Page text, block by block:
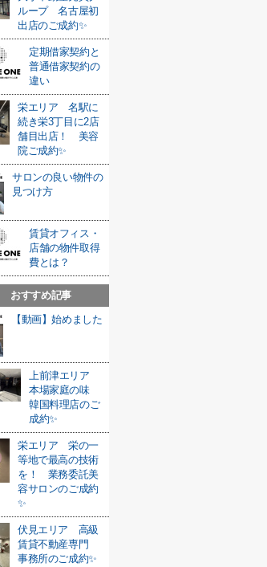
ループ 名古屋初
出店のご成約✨
定期借家契約と
普通借家契約の
違い
栄エリア 名駅に
続き栄3丁目に2店
舗目出店！ 美容
院ご成約✨
サロンの良い物件の
見つけ方
賃貸オフィス・
店舗の物件取得
費とは？
おすすめ記事
【動画】始めました
上前津エリア
本場家庭の味
韓国料理店のご
成約✨
栄エリア 栄の一
等地で最高の技術
を！ 業務委託美
容サロンのご成約
✨
伏見エリア 高級
賃貸不動産専門
事務所のご成約✨